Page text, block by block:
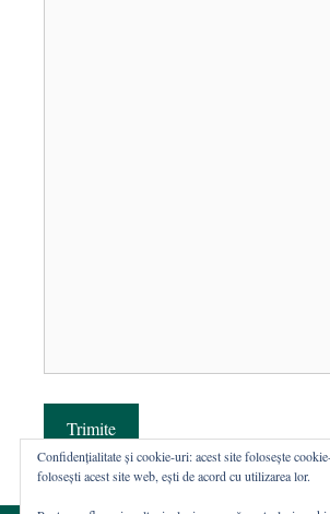
Trimite
Confidențialitate și cookie-uri: acest site folosește
folosești acest site web, ești de acord cu utilizarea lor.